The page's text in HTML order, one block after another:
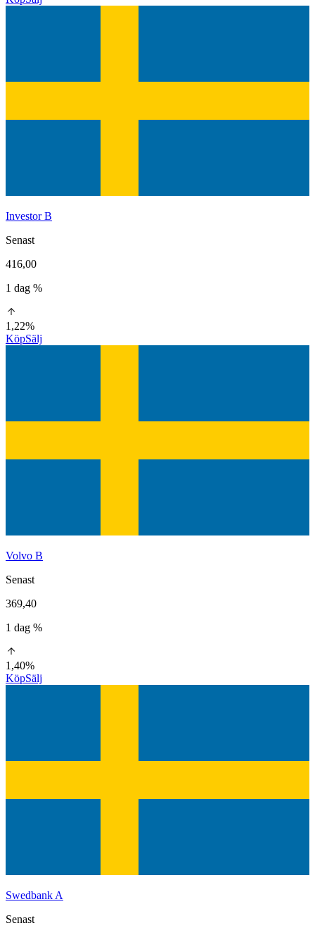
Investor B
Senast
416,00
1 dag %
1,22%
KöpSälj
Volvo B
Senast
369,40
1 dag %
1,40%
KöpSälj
Swedbank A
Senast